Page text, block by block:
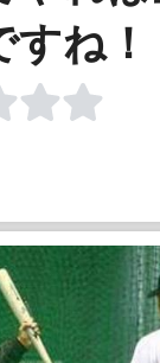
すね！